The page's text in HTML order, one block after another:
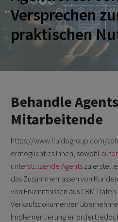
Versprechen
praktischen
Behandle
Mitarbeitende
https://www.fluidogroup.com/
ermöglicht es Ihnen, sowohl
unterstützende Agents zu
das Zusammenfassen von
von Erkenntnissen aus CRM-
Verkaufsdokumenten
Implementierung erfordert